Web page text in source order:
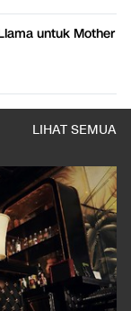
untuk Mother
LIHAT SEMUA